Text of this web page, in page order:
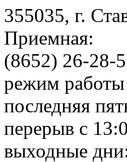
355035, г.
Приемная:
(8652) 26-28-
режим
последняя
перерыв с
выходные